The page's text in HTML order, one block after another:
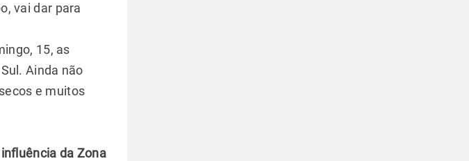
vai dar para
15, as
Ainda não
e muitos
da Zona